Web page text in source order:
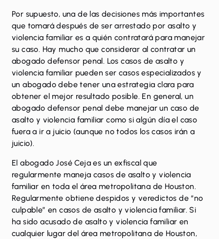
Por supuesto, una de las decisiones más importantes
que tomará después de ser arrestado por asalto y
violencia familiar es a quién contratará para manejar
su caso. Hay mucho que considerar al contratar un
abogado defensor penal. Los casos de asalto y
violencia familiar pueden ser casos especializados y
un abogado debe tener una estrategia clara para
obtener el mejor resultado posible. En general, un
abogado defensor penal debe manejar un caso de
asalto y violencia familiar como si algún día el caso
fuera a ir a juicio (aunque no todos los casos irán a
juicio).
El abogado José Ceja es un exfiscal que
regularmente maneja casos de asalto y violencia
familiar en toda el área metropolitana de Houston.
Regularmente obtiene despidos y veredictos de “no
culpable” en casos de asalto y violencia familiar. Si
ha sido acusado de asalto y violencia familiar en
cualquier lugar del área metropolitana de Houston,